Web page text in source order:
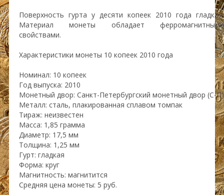
Поверхность гурта у десяти копеек 2010 года гладкая.
Материал монеты обладает ферромагнитными
свойствами.
Характеристики монеты 10 копеек 2010 года
Номинал: 10 копеек
Год выпуска: 2010
Монетный двор: Санкт-Петербургский монетный двор (С-П)
Металл: сталь, плакированная сплавом томпак
Тираж: неизвестен
Масса: 1,85 грамма
Диаметр: 17,5 мм
Толщина: 1,25 мм
Гурт: гладкая
Форма: круг
Магнитность: магнитится
Средняя цена монеты: 5 руб.